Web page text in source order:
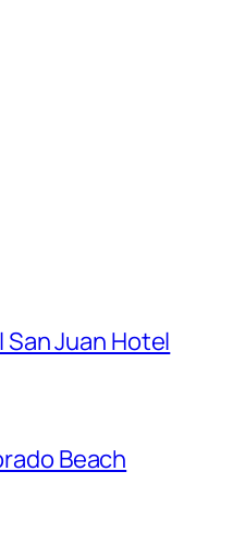
Juan Hotel
Beach